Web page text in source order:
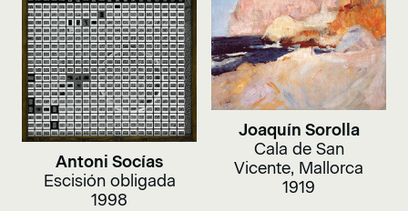
Antoni Socías
Escisión obligada
1998
Joaquín Sorolla
Cala de San
Vicente, Mallorca
1919